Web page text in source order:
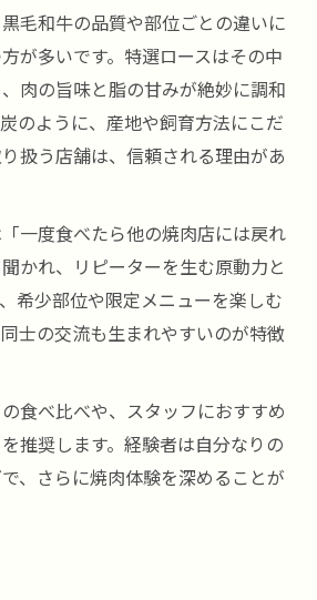
毛和牛の品質や部位ごとの違いに
が多いです。特選ロースはその中
肉の旨味と脂の甘みが絶妙に調和
のように、産地や飼育方法にこだ
扱う店舗は、信頼される理由があ
一度食べたら他の焼肉店には戻れ
かれ、リピーターを生む原動力と
希少部位や限定メニューを楽しむ
士の交流も生まれやすいのが特徴
食べ比べや、スタッフにおすすめ
推奨します。経験者は自分なりの
、さらに焼肉体験を深めることが